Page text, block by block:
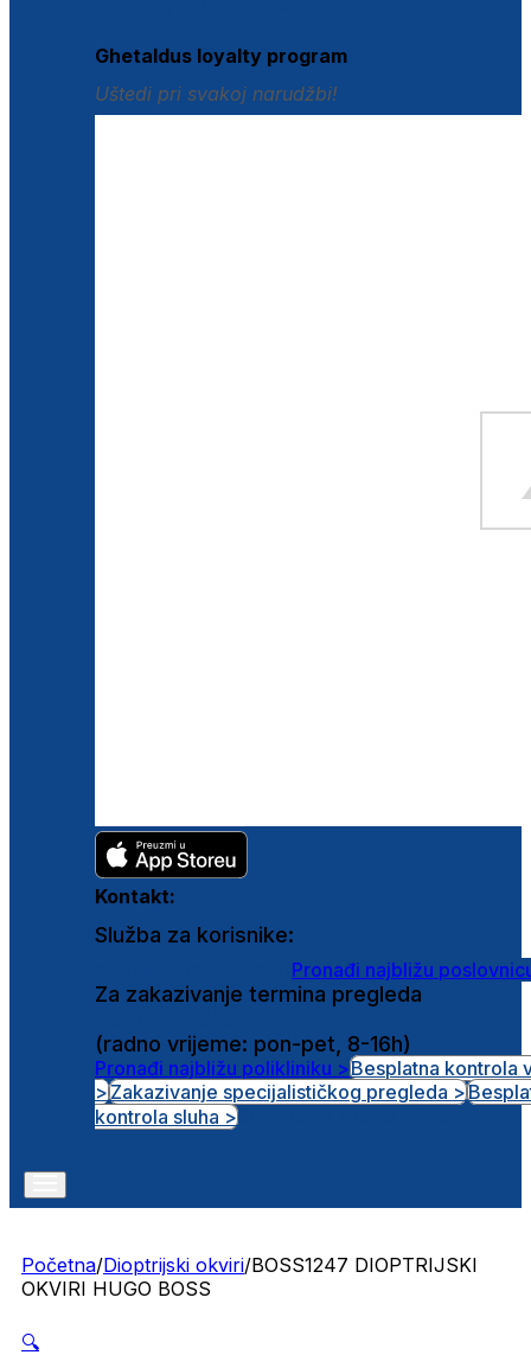
Ghetaldus loyalty program
Uštedi pri svakoj narudžbi!
Kontakt:
Služba za korisnike:
Pronađi najbližu
Za zakazivanje termina pregleda
(radno vrijeme: pon-pet, 8-16h)
Pronađi najbližu polikliniku >Besplatna kontrola
>Zakazivanje specijalističkog pregleda >
kontrola sluha >
Početna/Dioptrijski okviri/BOSS1247 DIOPTRIJSKI
OKVIRI HUGO BOSS
🔍